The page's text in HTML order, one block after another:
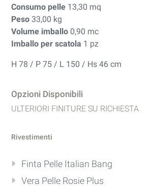
Consumo pelle 13,30 mq
Peso 33,00 kg
Volume imballo 0,90 mc
Imballo per scatola 1 pz
H 78 / P 75 / L 150 / Hs 46 cm
Opzioni Disponibili
ULTERIORI FINITURE SU RICHIESTA
Rivestimenti
Finta Pelle Italian Bang
Vera Pelle Rosie Plus